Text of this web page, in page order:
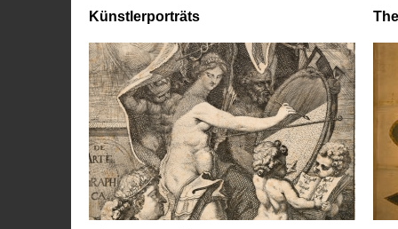
Künstlerporträts